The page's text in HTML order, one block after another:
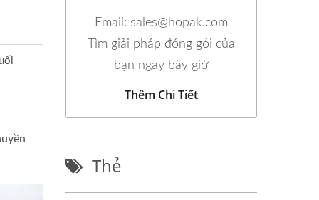
Email: sales@hopak.com
Tìm giải pháp đóng gói của
bạn ngay bây giờ
Thêm Chi Tiết
Thẻ